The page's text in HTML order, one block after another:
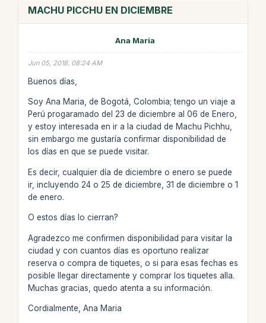
MACHU PICCHU EN DICIEMBRE
Ana Maria
Jun 05, 2018, 08:24 AM
Buenos días,
Soy Ana Maria, de Bogotá, Colombia; tengo un viaje a
Perú progaramado del 23 de diciembre al 06 de Enero,
y estoy interesada en ir a la ciudad de Machu Pichhu,
sin embargo me gustaría confirmar disponibilidad de
los días en que se puede visitar.
Es decir, cualquier día de diciembre o enero se puede
ir, incluyendo 24 o 25 de diciembre, 31 de diciembre o 1
de enero.
O estos días lo cierran?
Agradezco me confirmen disponibilidad para visitar la
ciudad y con cuantos días es oportuno realizar
reserva o compra de tiquetes, o si para esas fechas es
posible llegar directamente y comprar los tiquetes alla.
Muchas gracias, quedo atenta a su información.
Cordialmente, Ana Maria